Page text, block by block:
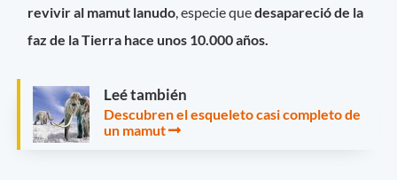
revivir al mamut lanudo , especie quedesapareció de la
faz de la Tierra hace unos 10.000 años.
Leé también
Descubren el esqueleto casi completo de
un mamut